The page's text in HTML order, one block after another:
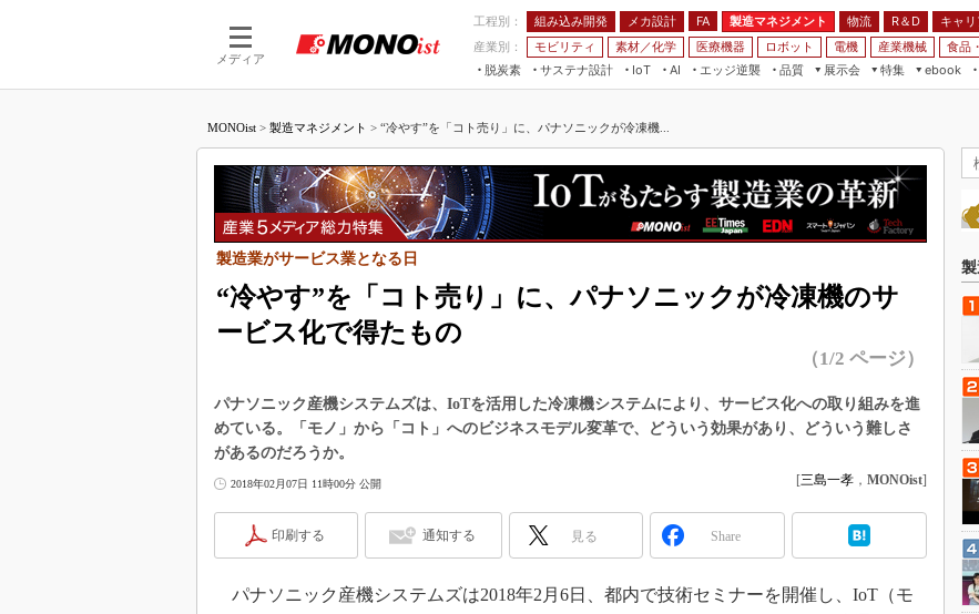
メディア
工程別： 組み込み開発 メカ設計 FA 製造マネジメント 物流 R＆D
キャリ
産業別：
モビリティ 素材／化学 医療機器 ロボット 電機 産業機械 食品
脱炭素
サステナ設計
IoT
つながる工場
つながるサービス
AI
AI×設備保全
Physical AI
エッジ逆襲 品質
展示会
JIMTOF
組込み/エッジ コンピューティング
展＆IoT/5Gソリューション展
IIFES
国際ロボット展
EdgeTech+
産業オープンネット展
特集
つながるクルマ
5G
VR／AR
フィールドサービス
組み込み画像技術
車載ソフト開発
ISO26262
デジタルツインとCAE
インダストリー4.0
ebook
製造マネジメント
FA
モビリティ
MONOist > 製造マネジメント > “冷やす”を「コト売り」に、パナソニックが冷凍機...
“冷やす”を「コト売り」に、パナソニックが冷凍機のサ
ービス化で得たもの
製造業がサービス業となる日
（1/2 ページ）
パナソニック産機システムズは、IoTを活用した冷凍機システムにより、サービス化への取り組みを進
めている。「モノ」から「コト」へのビジネスモデル変革で、どういう効果があり、どういう難しさ
があるのだろうか。
2018年02月07日 11時00分 公開 [三島一孝 ， MONOist]
印刷する 通知する 見る Share
パナソニック産機システムズは2018年2月6日、都内で技術セミナーを開催し、IoT（モ